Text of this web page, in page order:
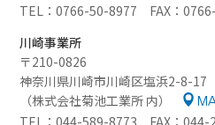
TEL：0766-50-8977 FAX：
川崎事業所
〒210-0826
神奈川県川崎市川崎区塩浜2-8-17
（株式会社菊池工業所 内）